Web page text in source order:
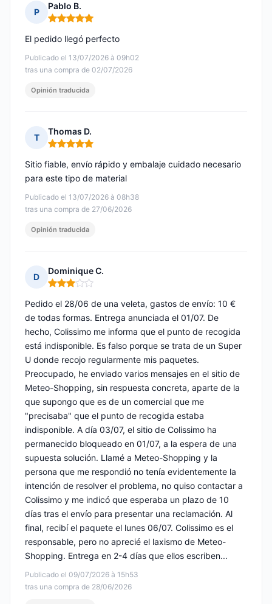
P
Pablo B.
Nota: 5 de 5
Publicado el 13/07/2026 à 09h02
tras una compra de 02/07/2026
El pedido llegó perfecto
Opinión traducida
T
Thomas D.
Nota: 5 de 5
Publicado el 13/07/2026 à 08h38
tras una compra de 27/06/2026
Sitio fiable, envío rápido y embalaje cuidado necesario
para este tipo de material
Opinión traducida
D
Dominique C.
Nota: 3 de 5
Publicado el 09/07/2026 à 15h53
tras una compra de 28/06/2026
Pedido el 28/06 de una veleta, gastos de envío: 10 €
de todas formas. Entrega anunciada el 01/07. De
hecho, Colissimo me informa que el punto de recogida
está indisponible. Es falso porque se trata de un Super
U donde recojo regularmente mis paquetes.
Preocupado, he enviado varios mensajes en el sitio de
Meteo-Shopping, sin respuesta concreta, aparte de la
que supongo que es de un comercial que me
"precisaba" que el punto de recogida estaba
indisponible. A día 03/07, el sitio de Colissimo ha
permanecido bloqueado en 01/07, a la espera de una
supuesta solución. Llamé a Meteo-Shopping y la
persona que me respondió no tenía evidentemente la
intención de resolver el problema, no quiso contactar a
Colissimo y me indicó que esperaba un plazo de 10
días tras el envío para presentar una reclamación. Al
final, recibí el paquete el lunes 06/07. Colissimo es el
responsable, pero no aprecié el laxismo de Meteo-
Shopping. Entrega en 2-4 días que ellos escriben...